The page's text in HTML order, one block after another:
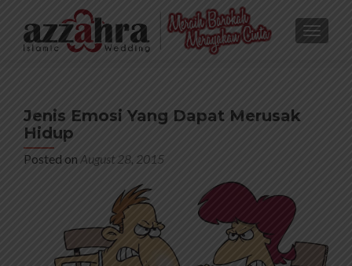
Jenis Emosi Yang Dapat Merusak
Hidup
Posted on August 28, 2015